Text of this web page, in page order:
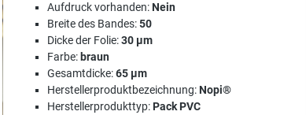
Aufdruck vorhanden:Nein
Breite des Bandes:50
Dicke der Folie:30 µm
Farbe: braun
Gesamtdicke:65 µm
Herstellerproduktbezeichnung:Nopi®
Herstellerprodukttyp:Pack PVC